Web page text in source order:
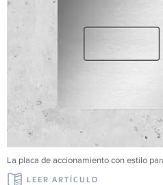
La placa de accionamiento con estilo
LEER ARTÍCULO